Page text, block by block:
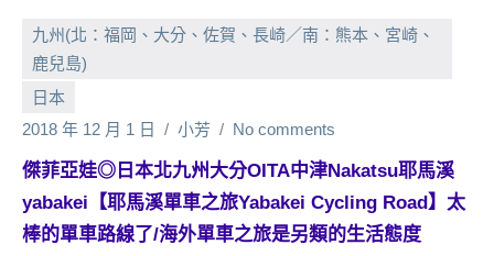
號
節
目
底、
外
節
目
九州(北：福岡、大分、佐賀、長崎／南：熊本、宮崎、
鹿兒島)
日本
2018 年 12 月 1 日
小芳 No comments
傑菲亞娃◎日本北九州大分OITA中津Nakatsu耶馬溪
yabakei【耶馬溪單車之旅Yabakei Cycling Road】太
棒的單車路線了/海外單車之旅是另類的生活態度